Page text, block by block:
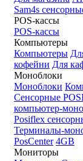
Sam4s
POS-кассы
POS-кассы
Компьютеры
Компьютеры
кофейни Для
Моноблоки
Моноблоки
Сенсорные
компьютер-
Posiflex
Терминалы-
PosCenter 4GB
Мониторы